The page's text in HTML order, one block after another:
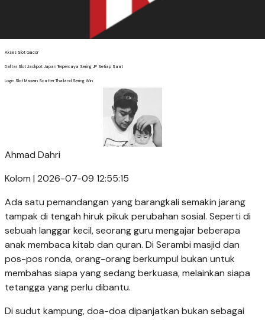
Akses Slot Gacor
Daftar Slot Jackpot Japan Terpercaya Sering JP Setiap Saat
Login Slot Maxwin Scatter Thailand Sering Win
Ahmad Dahri
Kolom | 2026-07-09 12:55:15
Ada satu pemandangan yang barangkali semakin jarang
tampak di tengah hiruk pikuk perubahan sosial. Seperti di
sebuah langgar kecil, seorang guru mengajar beberapa
anak membaca kitab dan quran. Di Serambi masjid dan
pos-pos ronda, orang-orang berkumpul bukan untuk
membahas siapa yang sedang berkuasa, melainkan siapa
tetangga yang perlu dibantu.
Di sudut kampung, doa-doa dipanjatkan bukan sebagai